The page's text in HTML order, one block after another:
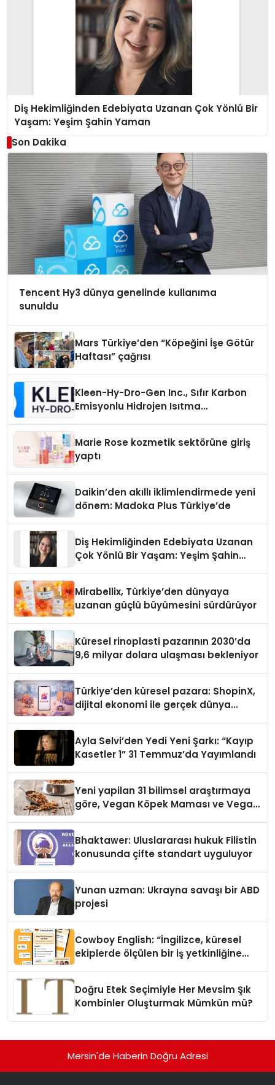
Diş Hekimliğinden Edebiyata Uzanan Çok Yönlü Bir
Yaşam: Yeşim Şahin Yaman
Son Dakika
Tencent Hy3 dünya genelinde kullanıma
sunuldu
Mars Türkiye’den “Köpeğini İşe Götür
Haftası” çağrısı
Kleen-Hy-Dro-Gen Inc., Sıfır Karbon
Emisyonlu Hidrojen Isıtma
Marie Rose kozmetik sektörüne giriş
yaptı
Daikin’den akıllı iklimlendirmede yeni
dönem: Madoka Plus Türkiye’de
Diş Hekimliğinden Edebiyata Uzanan
Çok Yönlü Bir Yaşam: Yeşim Şahin
Mirabellix, Türkiye’den dünyaya
uzanan güçlü büyümesini sürdürüyor
Küresel rinoplasti pazarının 2030’da
9,6 milyar dolara ulaşması bekleniyor
Türkiye’den küresel pazara: ShopinX,
dijital ekonomi ile gerçek dünya
Ayla Selvi’den Yedi Yeni Şarkı: “Kayıp
Kasetler 1” 31 Temmuz’da Yayımlandı
Yeni yapilan 31 bilimsel araştırmaya
göre, Vegan Köpek Maması ve Vegan
Bhaktawer: Uluslararası hukuk Filistin
konusunda çifte standart uyguluyor
Yunan uzman: Ukrayna savaşı bir ABD
projesi
Cowboy English: “İngilizce, küresel
ekiplerde ölçülen bir iş yetkinliğine
Doğru Etek Seçimiyle Her Mevsim Şık
Kombinler Oluşturmak Mümkün mü?
Mersin'de Haberin Doğru Adresi